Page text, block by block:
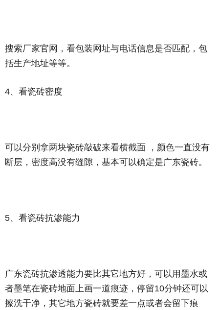
搜索厂家官网，看包装网址与电话信息是否匹配，包
括生产地址等等。
4、看瓷砖密度
可以分别拿两块瓷砖敲破来看横截面 ，颜色一直没有
断层，密度高没有缝隙，基本可以确定是广东瓷砖。
5、看瓷砖抗渗能力
广东瓷砖抗渗透能力要比其它地方好，可以用墨水或
者墨笔在瓷砖地面上画一道痕迹，停留10分钟还可以
擦洗干净，其它地方瓷砖就要差一点或者会留下痕